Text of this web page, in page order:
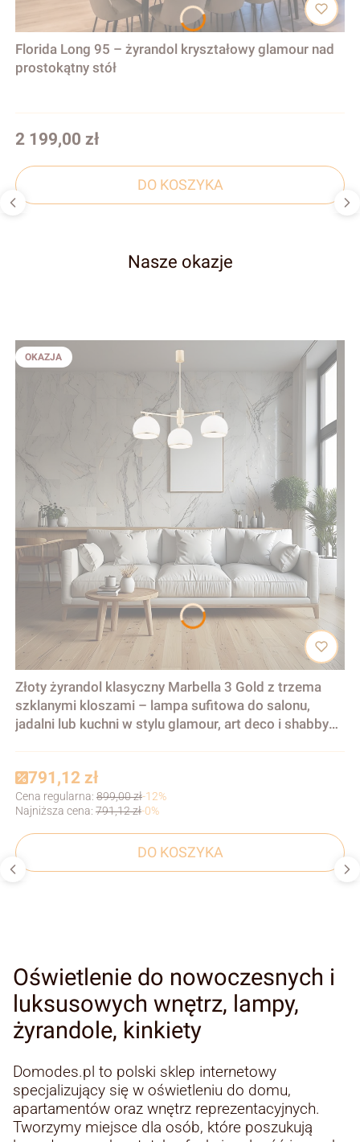
Florida Long 95 – żyrandol kryształowy glamour nad
prostokątny stół
Cena
2 199,00 zł
DO KOSZYKA
Nasze okazje
OKAZJA
Złoty żyrandol klasyczny Marbella 3 Gold z trzema
szklanymi kloszami – lampa sufitowa do salonu,
jadalni lub kuchni w stylu glamour, art deco i shabby
791,12 zł
Cena regularna: 899,00 zł-12%
Najniższa cena: 791,12 zł-0%
DO KOSZYKA
Oświetlenie do nowoczesnych i
luksusowych wnętrz, lampy,
żyrandole, kinkiety
Domodes.pl to polski sklep internetowy
specjalizujący się w oświetleniu do domu,
apartamentów oraz wnętrz reprezentacyjnych.
Tworzymy miejsce dla osób, które poszukują